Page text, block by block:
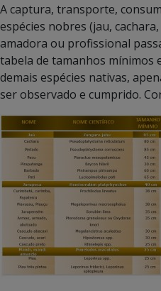
A captura, transporte,
espécies nobres (jau,
amadora ou profissional
tabela de tamanhos mínimos
demais espécies nativas,
ser observado e cumprido.